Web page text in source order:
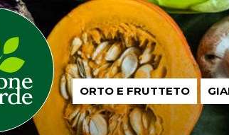
Passione
in ORTO E FRUTTETO